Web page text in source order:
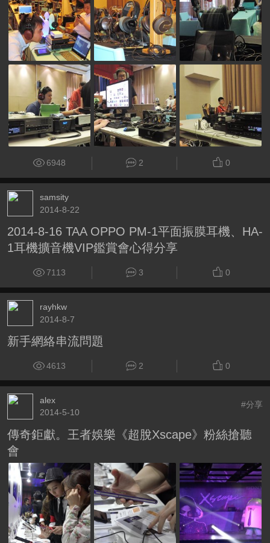
6948 2 0
samsity
2014-8-22
2014-8-16 TAA OPPO PM-1平面振膜耳機、HA-
1耳機擴音機VIP鑑賞會心得分享
7113 3 0
rayhkw
2014-8-7
新手網絡串流問題
4613 2 0
alex
2014-5-10
#分享
傳奇鉅獻。王者娛樂《超脫Xscape》粉絲搶聽
會